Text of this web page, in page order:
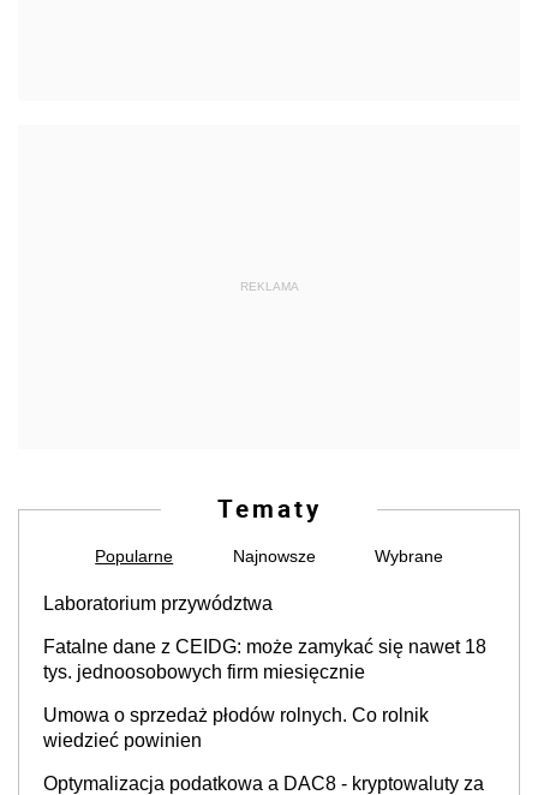
REKLAMA
Tematy
Popularne Najnowsze Wybrane
Laboratorium przywództwa
Fatalne dane z CEIDG: może zamykać się nawet 18
tys. jednoosobowych firm miesięcznie
Umowa o sprzedaż płodów rolnych. Co rolnik
wiedzieć powinien
Optymalizacja podatkowa a DAC8 - kryptowaluty za